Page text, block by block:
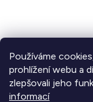
Používáme
prohlížení webu a
zlepšovali jeho
informací
Informace pro
Zjistěte více